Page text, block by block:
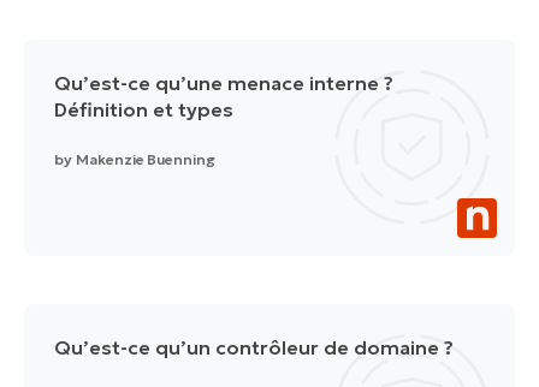
Qu’est-ce qu’une menace interne ?
Définition et types
by Makenzie Buenning
Qu’est-ce qu’un contrôleur de domaine ?